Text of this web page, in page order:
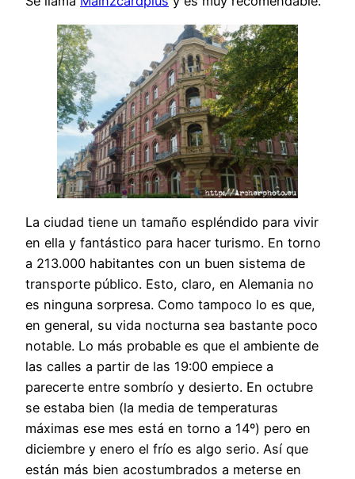
La ciudad tiene un tamaño espléndido para vivir
en ella y fantástico para hacer turismo. En torno
a 213.000 habitantes con un buen sistema de
transporte público. Esto, claro, en Alemania no
es ninguna sorpresa. Como tampoco lo es que,
en general, su vida nocturna sea bastante poco
notable. Lo más probable es que el ambiente de
las calles a partir de las 19:00 empiece a
parecerte entre sombrío y desierto. En octubre
se estaba bien (la media de temperaturas
máximas ese mes está en torno a 14º) pero en
diciembre y enero el frío es algo serio. Así que
están más bien acostumbrados a meterse en